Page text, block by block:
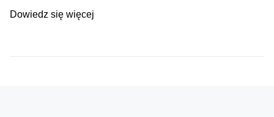
Dowiedz się więcej